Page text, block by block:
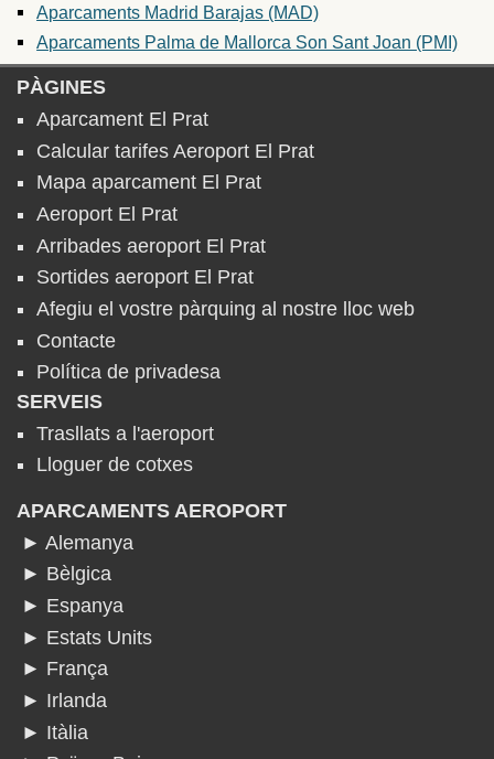
Aparcaments Madrid Barajas (MAD)
Aparcaments Palma de Mallorca Son Sant Joan (PMI)
PÀGINES
Aparcament El Prat
Calcular tarifes Aeroport El Prat
Mapa aparcament El Prat
Aeroport El Prat
Arribades aeroport El Prat
Sortides aeroport El Prat
Afegiu el vostre pàrquing al nostre lloc web
Contacte
Política de privadesa
SERVEIS
Trasllats a l'aeroport
Lloguer de cotxes
APARCAMENTS AEROPORT
► Alemanya
► Bèlgica
► Espanya
► Estats Units
► França
► Irlanda
► Itàlia